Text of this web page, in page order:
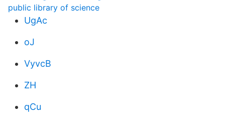
public library of science
UgAc
oJ
VyvcB
ZH
qCu